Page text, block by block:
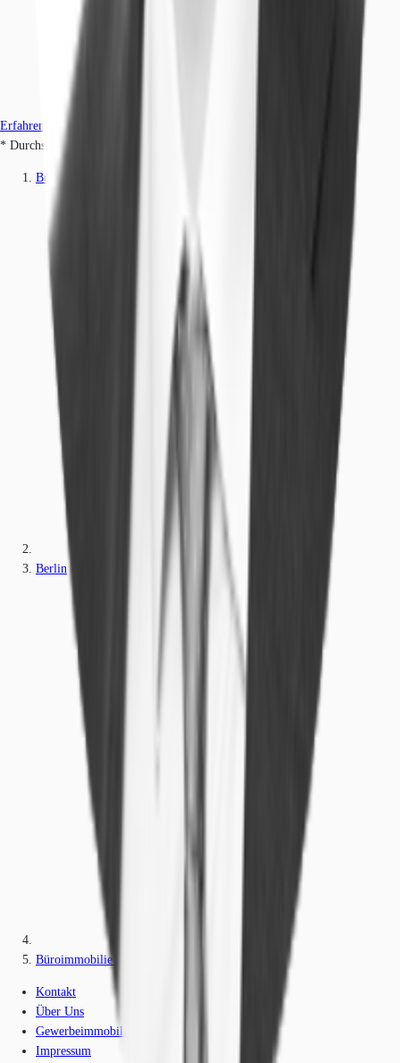
Erfahren Sie mehr
* Durchschnittspreis auf Grundlage historischer Transaktionen.
Büros
Berlin
Büroimmobilie - Berlin, Tempelhof - B1816
Kontakt
Über Uns
Gewerbeimmobilien-Lexikon
Impressum